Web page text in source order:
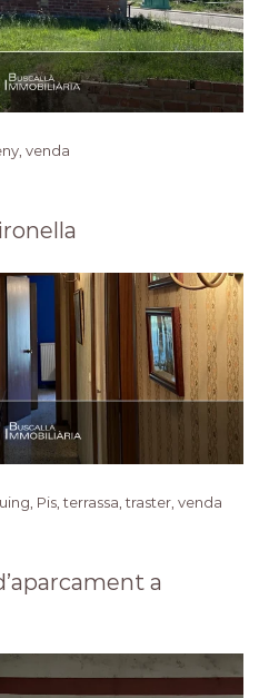
venda
Pis , terrassa , traster venda
a